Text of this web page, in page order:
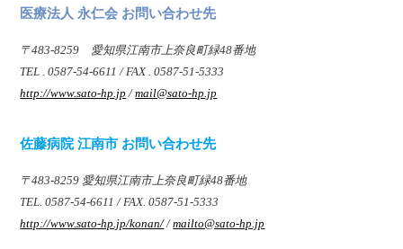
医療法人 永仁会 お問い合わせ先
〒483-8259 愛知県江南市上奈良町緑48番地
TEL . 0587-54-6611 / FAX . 0587-51-5333
http://www.sato-hp.jp /mail@sato-hp.jp
佐藤病院 江南市 お問い合わせ先
〒483-8259 愛知県江南市上奈良町緑48番地
TEL. 0587-54-6611 / FAX. 0587-51-5333
http://www.sato-hp.jp/konan//mailto@sato-hp.jp